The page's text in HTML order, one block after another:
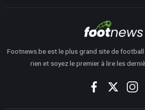
Footnews.be est le plus grand site de football
rien et soyez le premier à lire les